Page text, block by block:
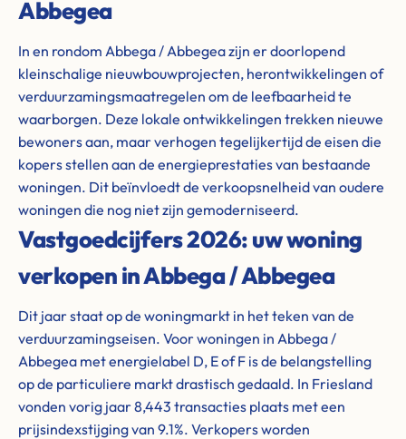
Abbegea
In en rondom Abbega / Abbegea zijn er doorlopend
kleinschalige nieuwbouwprojecten, herontwikkelingen of
verduurzamingsmaatregelen om de leefbaarheid te
waarborgen. Deze lokale ontwikkelingen trekken nieuwe
bewoners aan, maar verhogen tegelijkertijd de eisen die
kopers stellen aan de energieprestaties van bestaande
woningen. Dit beïnvloedt de verkoopsnelheid van oudere
woningen die nog niet zijn gemoderniseerd.
Vastgoedcijfers 2026: uw woning
verkopen in Abbega / Abbegea
Dit jaar staat op de woningmarkt in het teken van de
verduurzamingseisen. Voor woningen in Abbega /
Abbegea met energielabel D, E of F is de belangstelling
op de particuliere markt drastisch gedaald. In Friesland
vonden vorig jaar 8,443 transacties plaats met een
prijsindexstijging van 9.1%. Verkopers worden